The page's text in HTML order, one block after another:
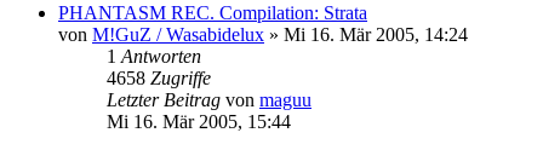
PHANTASM REC. Compilation: Strata
von M!GuZ / Wasabidelux » Mi 16. Mär 2005, 14:24
1 Antworten
4658 Zugriffe
Letzter Beitrag von maguu
Mi 16. Mär 2005, 15:44